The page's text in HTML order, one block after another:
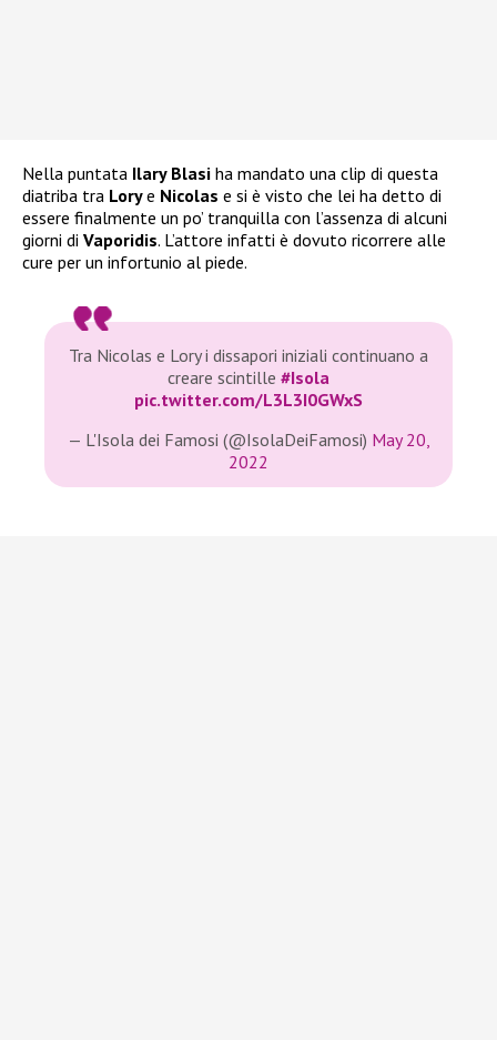
Nella puntata Ilary Blasi ha mandato una clip di questa
diatriba tra Lorye Nicolas e si è visto che lei ha detto di
essere finalmente un po’ tranquilla con l’assenza di alcuni
giorni di Vaporidis. L’attore infatti è dovuto ricorrere alle
cure per un infortunio al piede.
Tra Nicolas e Lory i dissapori iniziali continuano a
creare scintille #Isola
pic.twitter.com/L3L3I0GWxS
— L'Isola dei Famosi (@IsolaDeiFamosi) May 20,
2022